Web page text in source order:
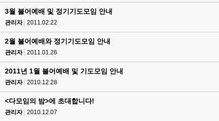
3월 불어예배 및 정기기도모임 안내
관리자 2011.02.22
2월 불어예배와 정기기도모임 안내
관리자 2011.01.26
2011년 1월 불어예배 및 기도모임 안내
관리자 2010.12.28
<다모임의 밤>에 초대합니다!
관리자 2010.12.07